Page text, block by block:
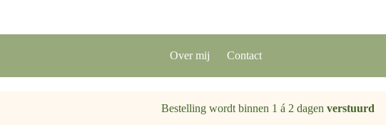
Over mij Contact
Bestelling wordt binnen 1 á 2 dagen verstuurd